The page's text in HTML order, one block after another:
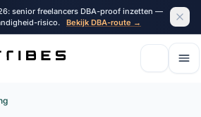
senior freelancers DBA-proof inzetten —
risico.
Bekijk DBA-route →